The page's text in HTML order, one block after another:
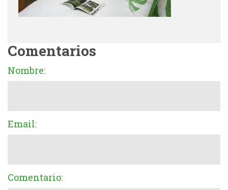
Comentarios
Nombre:
Email:
Comentario: